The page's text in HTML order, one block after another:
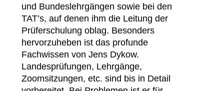
und Bundeslehrgängen sowie bei den
TAT’s, auf denen ihm die Leitung der
Prüferschulung oblag. Besonders
hervorzuheben ist das profunde
Fachwissen von Jens Dykow.
Landesprüfungen, Lehrgänge,
Zoomsitzungen, etc. sind bis in Detail